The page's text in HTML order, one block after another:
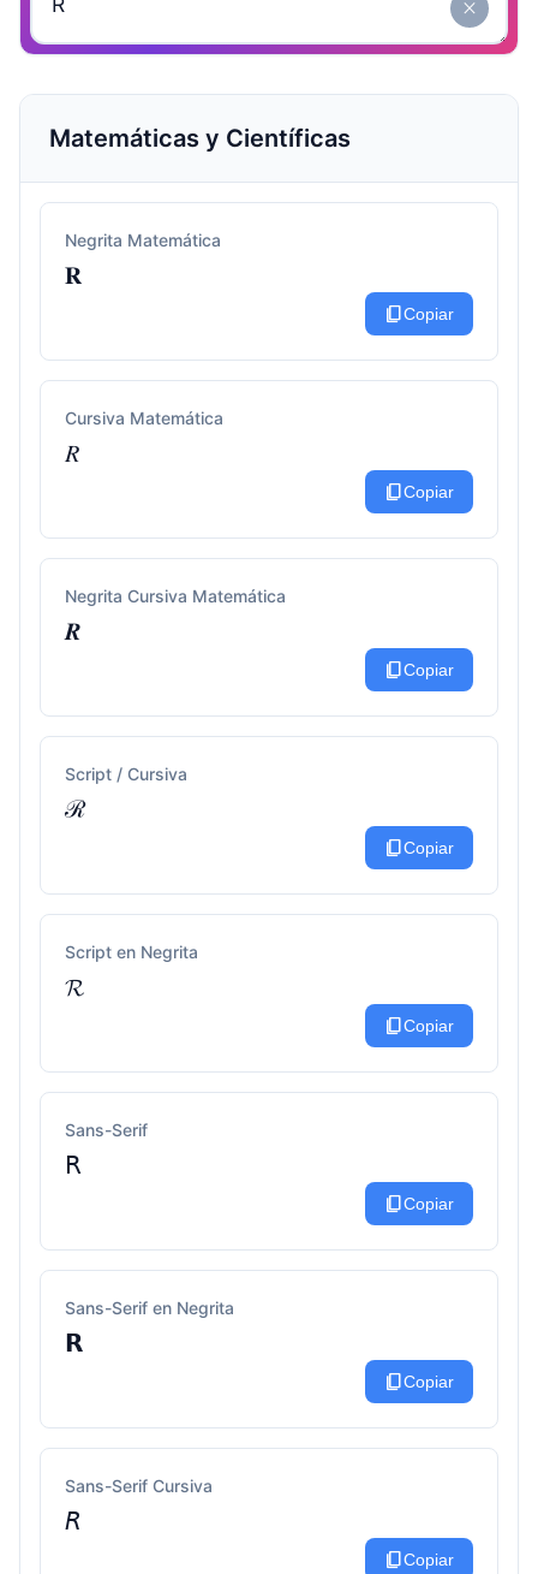
close
Matemáticas y Científicas
Negrita Matemática
𝐑
content_copyCopiar
Cursiva Matemática
𝑅
content_copyCopiar
Negrita Cursiva Matemática
𝑹
content_copyCopiar
Script / Cursiva
ℛ
content_copyCopiar
Script en Negrita
𝓡
content_copyCopiar
Sans-Serif
𝖱
content_copyCopiar
Sans-Serif en Negrita
𝗥
content_copyCopiar
Sans-Serif Cursiva
𝘙
content_copyCopiar